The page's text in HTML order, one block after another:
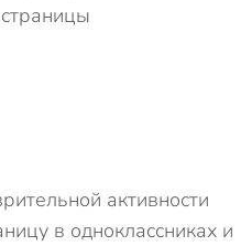
активности
в одноклассниках и